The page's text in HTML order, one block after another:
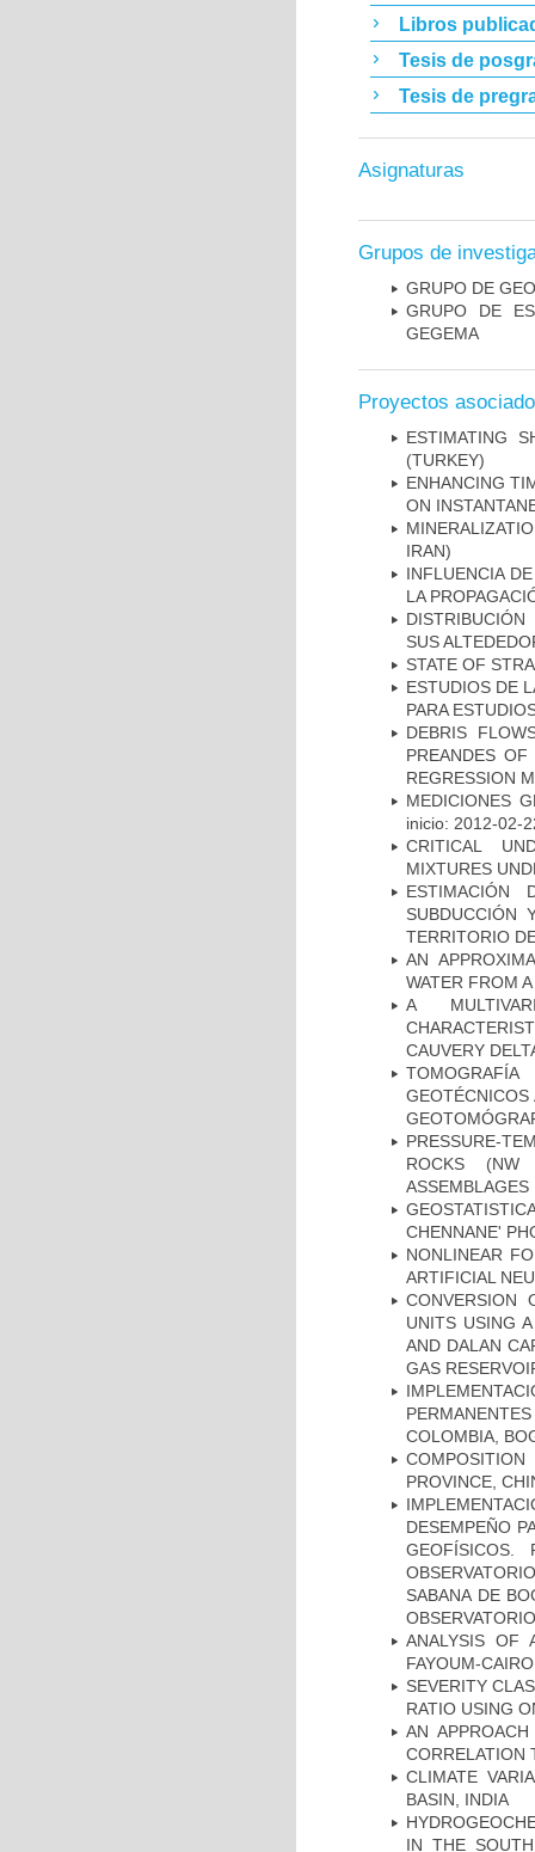
Libros
Tesis de
Tesis de
Asignaturas
Grupos de
GRUPO DE
GRUPO DE
GEGEMA
Proyectos
ESTIMATING
(TURKEY)
ENHANCING
ON
IRAN)
INFLUENCIA
LA
SUS
STATE OF
ESTUDIOS DE
PARA
DEBRIS
PREANDES
REGRESSION
MEDICIONES
inicio: 2012-02-
CRITICAL
MIXTURES
ESTIMACIÓN
SUBDUCCIÓN
TERRITORIO
AN
WATER FROM
A
CAUVERY
PRESSURE-
ROCKS (NW
ASSEMBLAGES
CHENNANE'
NONLINEAR
ARTIFICIAL
CONVERSION
UNITS USING
AND DALAN
GAS
COLOMBIA,
PROVINCE,
DESEMPEÑO
GEOFÍSICOS.
SABANA DE
ANALYSIS OF
FAYOUM-
SEVERITY
RATIO USING
AN
CORRELATION
CLIMATE
BASIN, INDIA
IN THE